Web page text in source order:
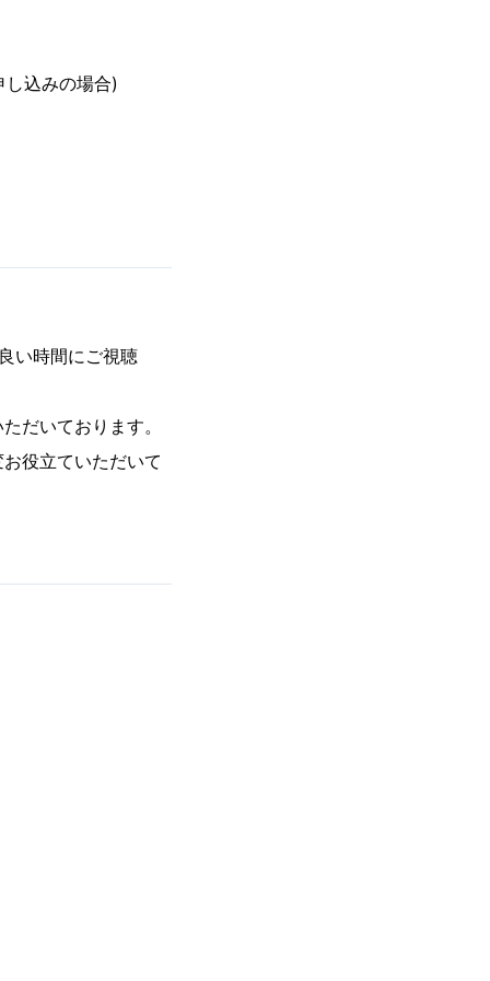
込みの場合)
い時間にご視聴
だいております。
役立ていただいて